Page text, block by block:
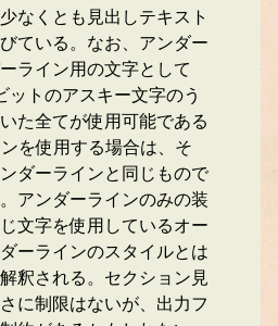
なくとも見出しテキスト
ている。なお、アンダー
ライン用の文字として
ットのアスキー文字のう
た全てが使用可能である
を使用する場合は、そ
ダーラインと同じもので
アンダーラインのみの装
文字を使用しているオー
ーラインのスタイルとは
釈される。セクション見
に制限はないが、出力フ